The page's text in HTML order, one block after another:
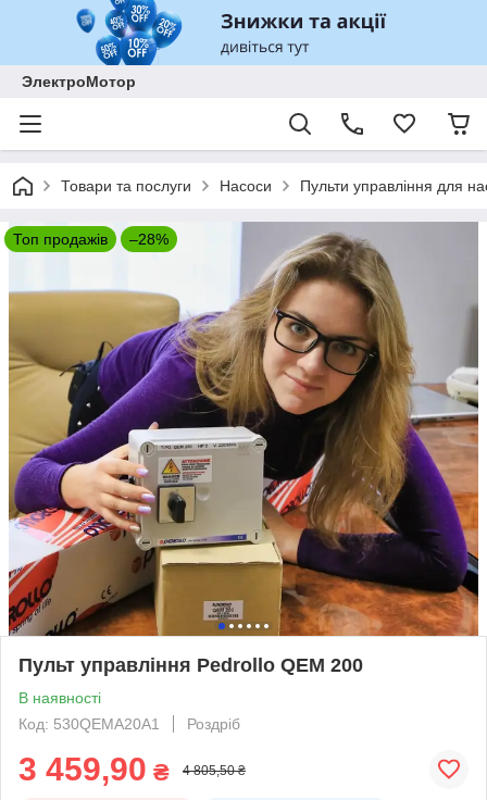
ЭлектроМотор
Товари та послуги Насоси Пульти управління для
Топ продажів –28%
Пульт управління Pedrollo QEM 200
В наявності
Код: 530QEMA20A1
Роздріб
3 459,90 ₴ 4 805,50 ₴